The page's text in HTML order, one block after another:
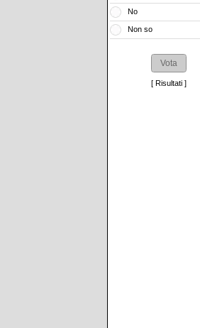
No
Non so
[ Risultati ]